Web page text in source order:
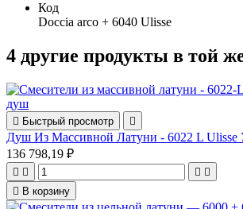
Код
Doccia arco + 6040 Ulisse
4 другие продукты в той
 Быстрый просмотр 
Душ Из Массивной Латуни - 6022 L Ulisse
136 798,19 ₽
   
 В корзину